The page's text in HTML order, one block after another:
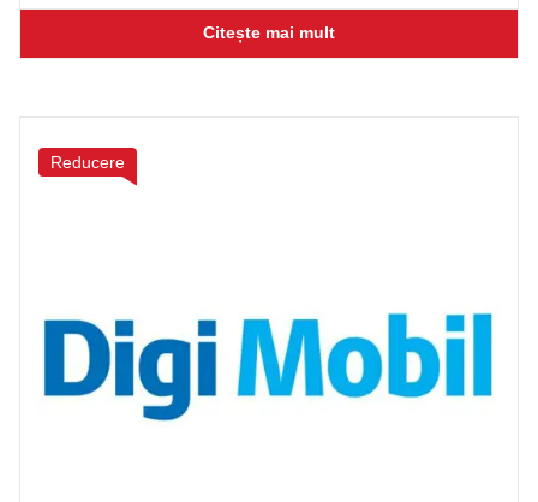
a
fost:
28.05 €.
este:
25.86 €.
Citește mai mult
Reducere